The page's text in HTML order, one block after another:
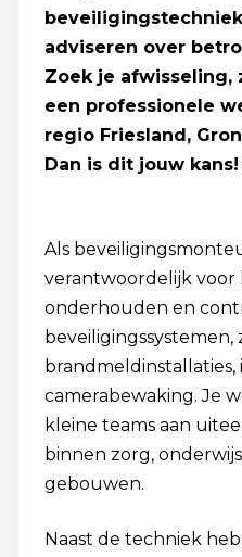
adviseren over
Zoek je
een professionele
regio Friesland,
Dan is dit jouw kans!
Als
verantwoordelijk voor
onderhouden en
beveiligingssystemen,
camerabewaking. Je
kleine teams aan
binnen zorg,
gebouwen.
Naast de techniek